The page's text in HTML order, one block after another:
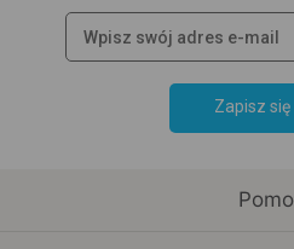
Zapisz się